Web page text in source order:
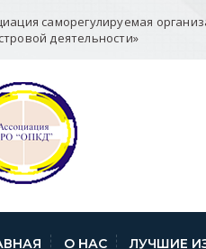
саморегулируемая
деятельности»
О НАС ЛУЧШИЕ